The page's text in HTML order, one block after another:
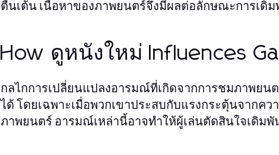
ตื่นเต้น เนื้อหาของภาพยนตร์จึงมีผลต่อลักษณะการเดิ
How ดูหนังใหม่ Influences
กลไกการเปลี่ยนแปลงอารมณ์ที่เกิดจากการชมภาพย
ได้ โดยเฉพาะเมื่อพวกเขาประสบกับแรงกระตุ้นจากค
ภาพยนตร์ อารมณ์เหล่านี้อาจทำให้ผู้เล่นตัดสินใจเดิม